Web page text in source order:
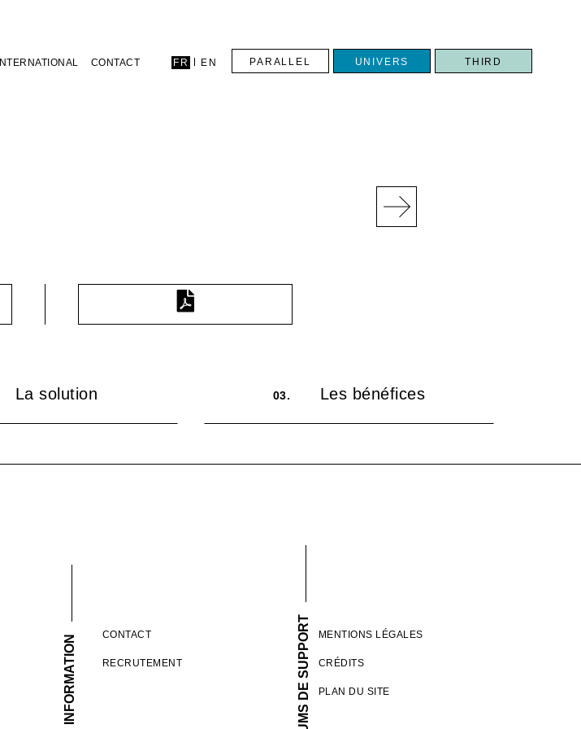
INTERNATIONAL CONTACT FR EN PARALLEL UNIVERS THIRD
La solution 03. Les bénéfices
INFORMATION CONTACT
RECRUTEMENT FORUMS DE SUPPORT MENTIONS LÉGALES
CRÉDITS
PLAN DU SITE